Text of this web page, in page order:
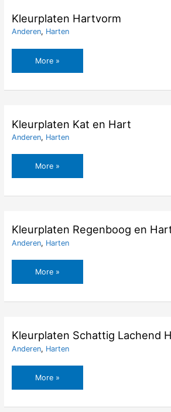
Kleurplaten Hartvorm
Anderen, Harten
Kleurplaten
Hartvorm
More »
Kleurplaten Kat en Hart
Anderen, Harten
Kleurplaten
Kat
More »
Kleurplaten Regenboog en
Anderen, Harten
Kleurplaten
Regenboog
Wolken
More »
Kleurplaten Schattig Lachend
Anderen, Harten
Kleurplaten
Schattig
More »